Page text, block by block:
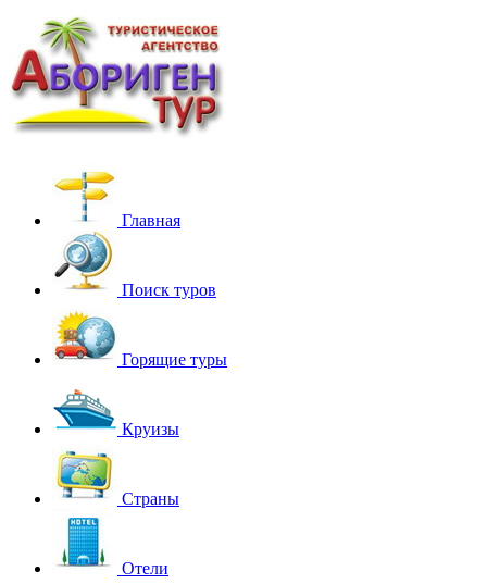
Главная
Поиск туров
Горящие туры
Круизы
Страны
Отели